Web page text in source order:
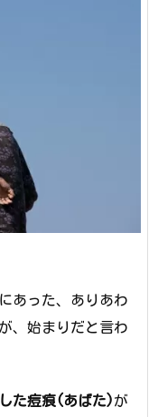
あった、ありあわ
、始まりだと言わ
た痘痕(あばた)が